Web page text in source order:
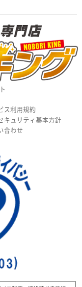
ス利用規約
キュリティ基本方針
合わせ